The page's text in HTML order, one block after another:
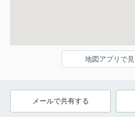
地図アプリで見
メールで共有する